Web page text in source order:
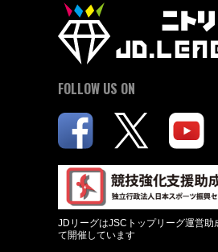
FOLLOW US ON
JDリーグはJSCトップリーグ運営助
て開催しています